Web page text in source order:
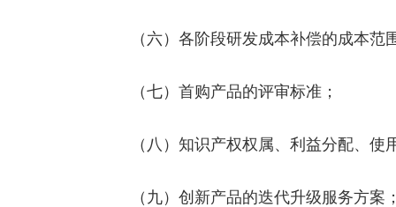
（六）各阶段研发成本补偿的成本范
（七）首购产品的评审标准；
（八）知识产权权属、利益分配、使
（九）创新产品的迭代升级服务方案